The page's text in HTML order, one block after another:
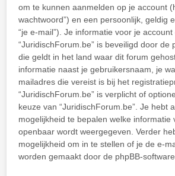
om te kunnen aanmelden op je account
wachtwoord”) en een persoonlijk, geldig
“je e-mail”). Je informatie voor je account
“JuridischForum.be” is beveiligd door de
die geldt in het land waar dit forum
informatie naast je gebruikersnaam, je
mailadres die vereist is bij het
“JuridischForum.be” is verplicht of
keuze van “JuridischForum.be”. Je hebt
mogelijkheid te bepalen welke informatie
openbaar wordt weergegeven. Verder
mogelijkheid om in te stellen of je de e-
worden gemaakt door de phpBB-